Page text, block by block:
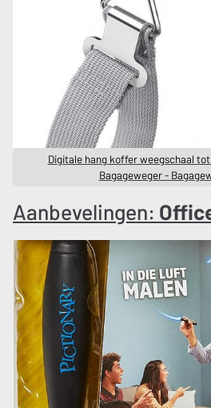
Digitale hang koffer weegschaal
Bagageweger -
Aanbevelingen: